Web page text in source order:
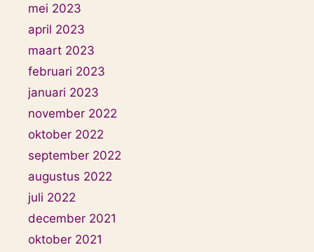
mei 2023
april 2023
maart 2023
februari 2023
januari 2023
november 2022
oktober 2022
september 2022
augustus 2022
juli 2022
december 2021
oktober 2021